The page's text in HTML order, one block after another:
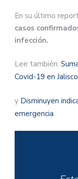
En su último
casos
infección.
Lee también:
Covid-19 en Jalisco
y Disminuyen
emergencia